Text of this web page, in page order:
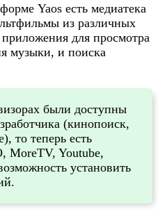
Yaos есть медиатека
из различных
для просмотра
музыки, и поиска
были доступны
(кинопоиск,
то теперь есть
MoreTV, Youtube,
установить